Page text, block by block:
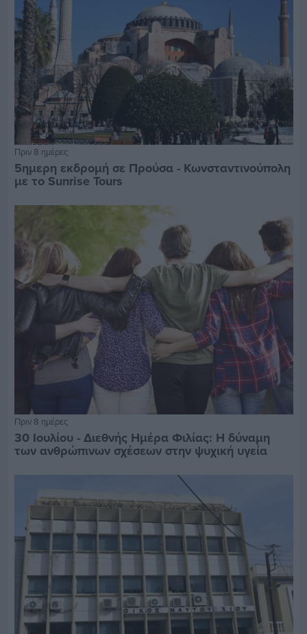
Πριν 8 ημέρες
5ημερη εκδρομή σε Προύσα - Κωνσταντινούπολη
με το Sunrise Tours
Πριν 8 ημέρες
30 Ιουλίου - Διεθνής Ημέρα Φιλίας: Η δύναμη
των ανθρώπινων σχέσεων στην ψυχική υγεία